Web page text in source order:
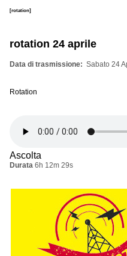
[rotation]
rotation 24 aprile
Data di trasmissione Sabato 24
Rotation
Ascolta
Durata 6h 12m 29s